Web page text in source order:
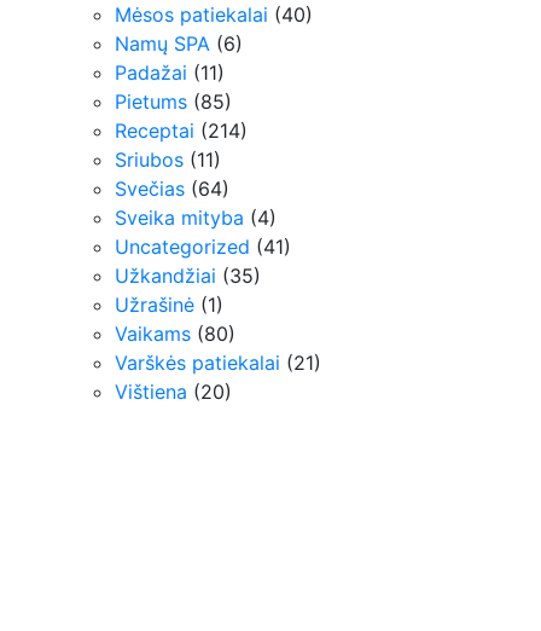
Mėsos patiekalai (40)
Namų SPA (6)
Padažai (11)
Pietums (85)
Receptai (214)
Sriubos (11)
Svečias (64)
Sveika mityba (4)
Uncategorized (41)
Užkandžiai (35)
Užrašinė (1)
Vaikams (80)
Varškės patiekalai (21)
Vištiena (20)